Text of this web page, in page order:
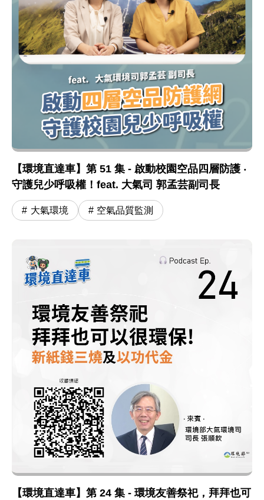
【環境直達車】第 51 集 - 啟動校園空品四層防護 ‧
守護兒少呼吸權！feat. 大氣司 郭孟芸副司長
大氣環境 空氣品質監測
【環境直達車】第 24 集 - 環境友善祭祀，拜拜也可